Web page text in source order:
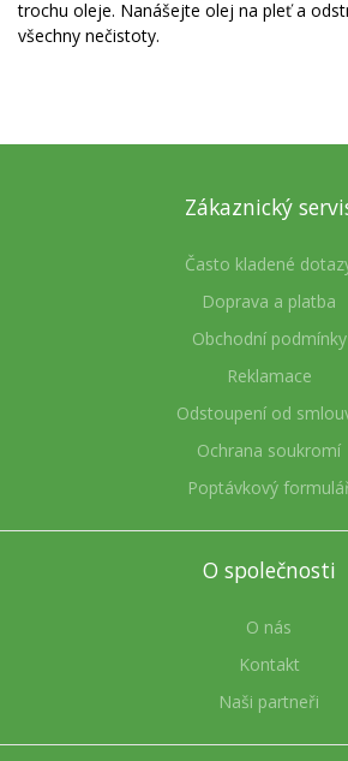
trochu oleje. Nanášejte olej na pleť a
všechny nečistoty.
Zákaznický
Často kladené
Doprava a platba
Obchodní podmínky
Reklamace
Odstoupení od
Ochrana soukromí
Poptávkový
O společnosti
O nás
Kontakt
Naši partneři